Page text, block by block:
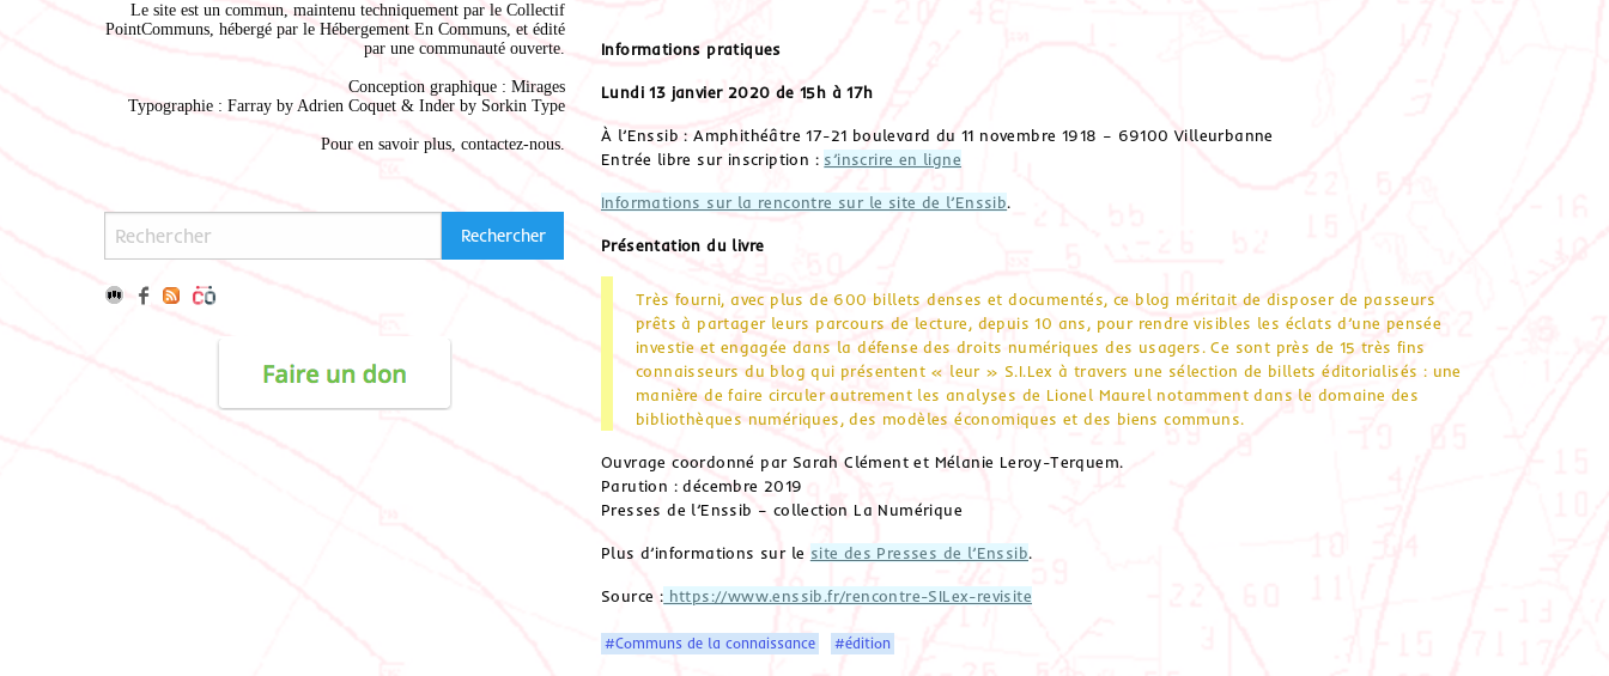
Le site est un commun, maintenu techniquement par le Collectif
PointCommuns, hébergé par le Hébergement En Communs, et édité
par une communauté ouverte.
Conception graphique : Mirages
Typographie : Farray by Adrien Coquet & Inder by Sorkin Type
Pour en savoir plus, contactez-nous.
Informations pratiques
Lundi 13 janvier 2020 de 15h à 17h
À l’Enssib : Amphithéâtre 17-21 boulevard du 11 novembre 1918 – 69100 Villeurbanne
Entrée libre sur inscription : s’inscrire en ligne
Informations sur la rencontre sur le site de l’Enssib.
Présentation du livre
Très fourni, avec plus de 600 billets denses et documentés, ce blog méritait de disposer de passeurs
prêts à partager leurs parcours de lecture, depuis 10 ans, pour rendre visibles les éclats d’une pensée
investie et engagée dans la défense des droits numériques des usagers. Ce sont près de 15 très fins
connaisseurs du blog qui présentent « leur » S.I.Lex à travers une sélection de billets éditorialisés : une
manière de faire circuler autrement les analyses de Lionel Maurel notamment dans le domaine des
bibliothèques numériques, des modèles économiques et des biens communs.
Ouvrage coordonné par Sarah Clément et Mélanie Leroy-Terquem.
Parution : décembre 2019
Presses de l’Enssib – collection La Numérique
Plus d’informations sur le site des Presses de l’Enssib.
Source : https://www.enssib.fr/rencontre-SILex-revisite
#Communs de la connaissance #édition